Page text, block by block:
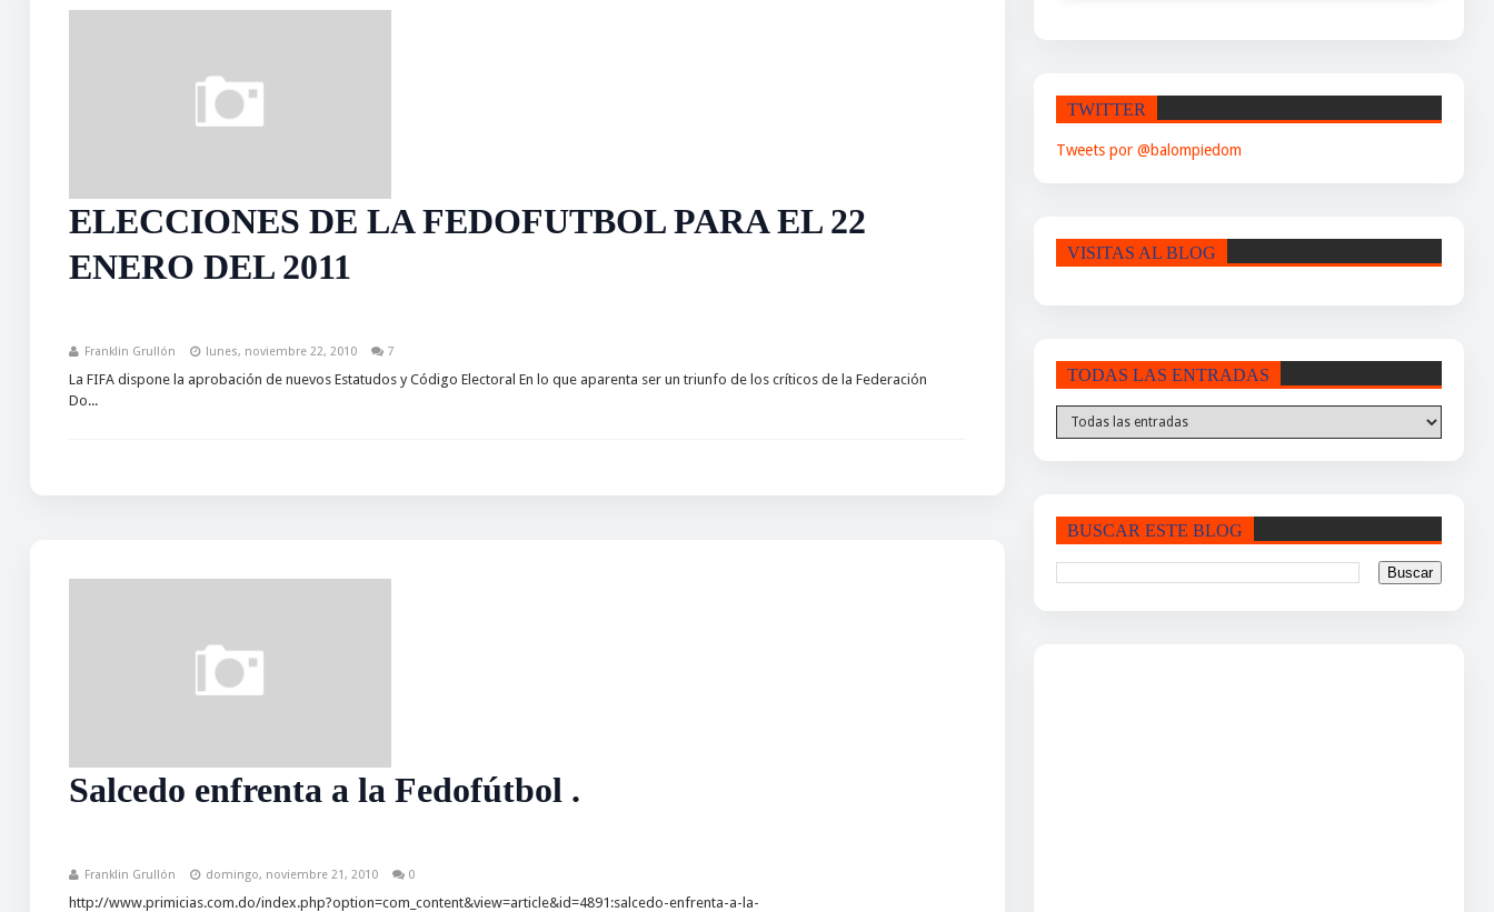
ELECCIONES DE LA FEDOFUTBOL PARA EL 22
ENERO DEL 2011
Franklin Grullón lunes, noviembre 22, 2010 7
La FIFA dispone la aprobación de nuevos Estatudos y Código Electoral En lo que aparenta ser un triunfo de los críticos de la Federación
Do...
Salcedo enfrenta a la Fedofútbol .
Franklin Grullón domingo, noviembre 21, 2010 0
http://www.primicias.com.do/index.php?option=com_content&view=article&id=4891:salcedo-enfrenta-a-la-
TWITTER
Tweets por @balompiedom
VISITAS AL BLOG
TODAS LAS ENTRADAS
BUSCAR ESTE BLOG